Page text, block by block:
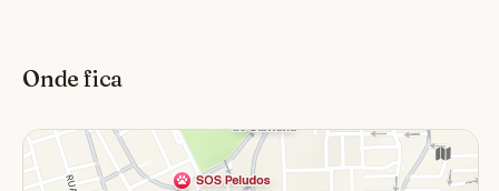
agradável, seja para um almoço casual, um happy hour
descontraído ou para comemorações especiais. O
Onde fica